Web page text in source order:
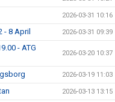
2026-03-31 10:16
- 8 April 2026-03-31 09:39
- ATG
2026-03-20 10:37
2026-03-19 11:03
2026-03-13 13:15